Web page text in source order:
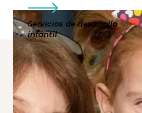
Servicios de desarrollo
infantil